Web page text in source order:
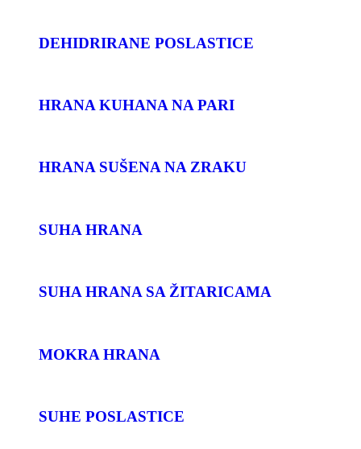
DEHIDRIRANE POSLASTICE
HRANA KUHANA NA PARI
HRANA SUŠENA NA ZRAKU
SUHA HRANA
SUHA HRANA SA ŽITARICAMA
MOKRA HRANA
SUHE POSLASTICE